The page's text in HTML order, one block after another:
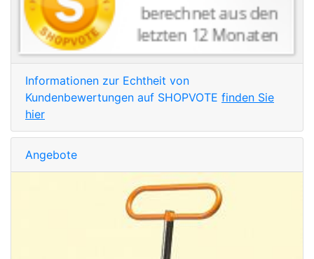
Informationen zur Echtheit von
Kundenbewertungen auf SHOPVOTE finden Sie
hier
Angebote